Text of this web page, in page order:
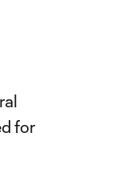
for